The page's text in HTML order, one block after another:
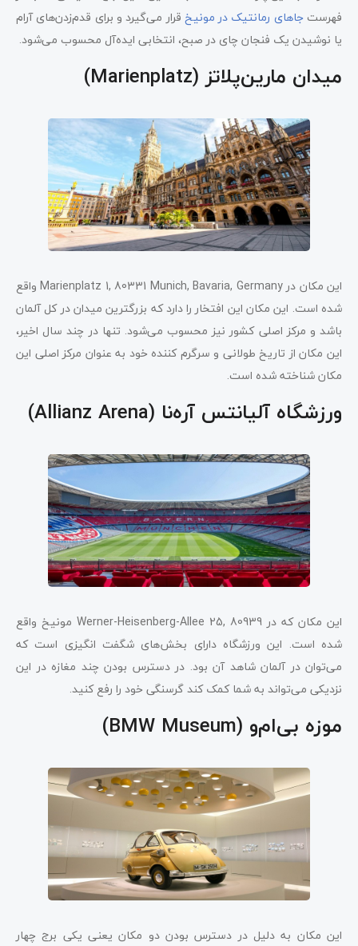
فهرست جاهای رمانتیک در مونیخ قرار می‌گیرد و برای قدم‌زدن‌های آرام
یا نوشیدن یک فنجان چای در صبح، انتخابی ایده‌آل محسوب می‌شود.
میدان مارین‌پلاتز (Marienplatz)
این مکان در Marienplatz 1, 80331 Munich, Bavaria, Germany واقع
شده است. این مکان این افتخار را دارد که بزرگترین میدان در کل آلمان
باشد و مرکز اصلی کشور نیز محسوب می‌شود. تنها در چند سال اخیر،
این مکان از تاریخ طولانی و سرگرم کننده خود به عنوان مرکز اصلی این
مکان شناخته شده است.
ورزشگاه آلیانتس آره‌نا (Allianz Arena)
این مکان که در Werner-Heisenberg-Allee 25, 80939 مونیخ واقع
شده است. این ورزشگاه دارای بخش‌های شگفت انگیزی است که
می‌توان در آلمان شاهد آن بود. در دسترس بودن چند مغازه در این
نزدیکی می‌تواند به شما کمک کند گرسنگی خود را رفع کنید.
موزه بی‌ام‌و (BMW Museum)
این مکان به دلیل در دسترس بودن دو مکان یعنی یکی برج چهار